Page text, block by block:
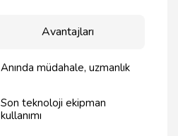
Avantajları
Anında müdahale, uzmanlık
Son teknoloji ekipman
kullanımı